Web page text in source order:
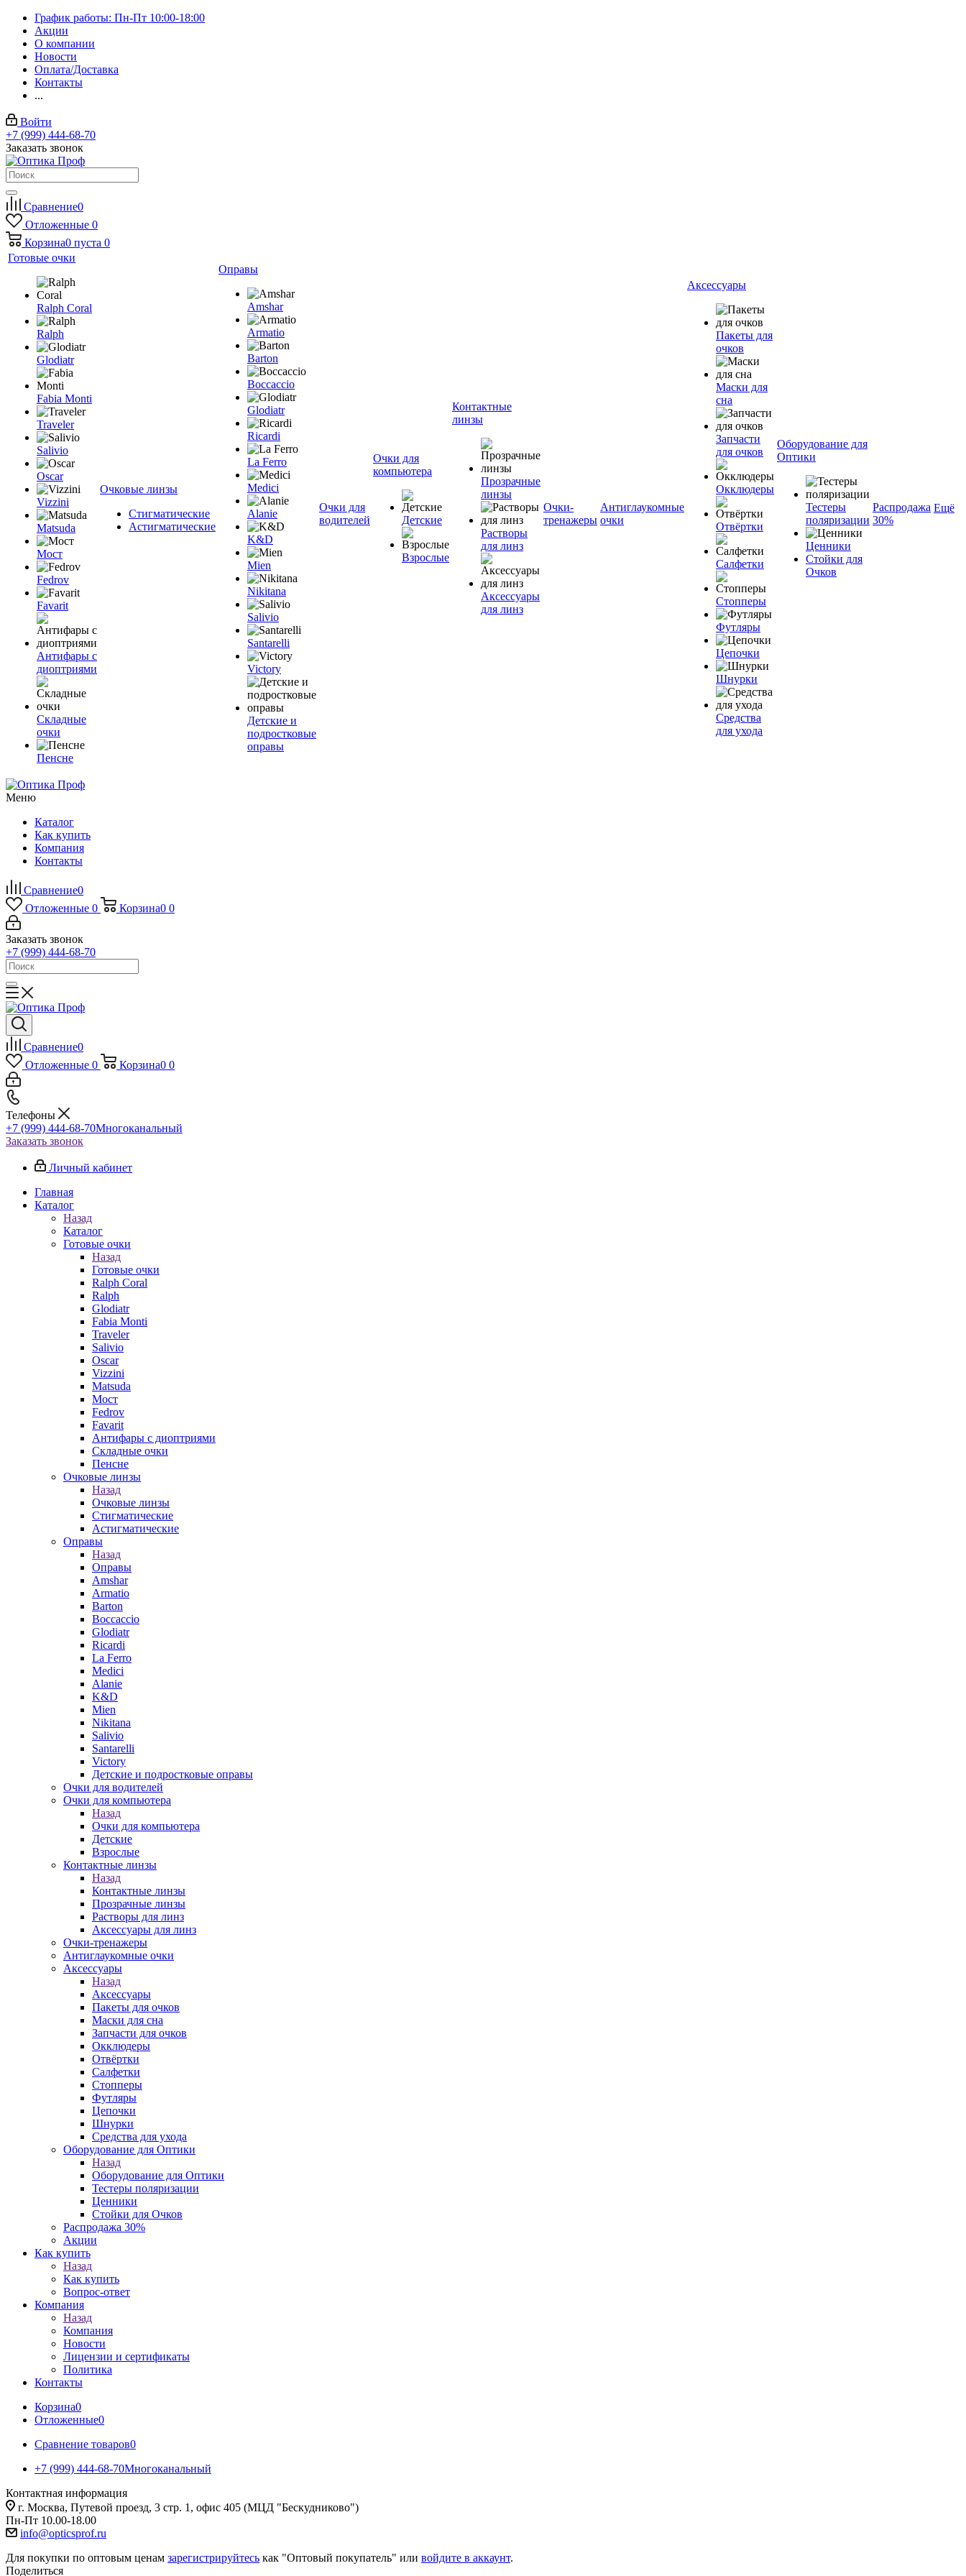
График работы: Пн-Пт 10:00-18:00
Акции
О компании
Новости
Оплата/Доставка
Контакты
...
Войти
+7 (999) 444-68-70
Заказать звонок
Сравнение0
Отложенные 0
Корзина0 пуста 0
Готовые очки
Ralph Coral
Ralph
Glodiatr
Fabia Monti
Traveler
Salivio
Oscar
Vizzini
Matsuda
Мост
Fedrov
Favarit
Антифары с
диоптриями
Складные
очки
Пенсне
Очковые линзы
Стигматические
Астигматические
Оправы
Amshar
Armatio
Barton
Boccaccio
Glodiatr
Ricardi
La Ferro
Medici
Alanie
K&D
Mien
Nikitana
Salivio
Santarelli
Victory
Детские и
подростковые
оправы
Очки для
водителей
Очки для
компьютера
Детские
Взрослые
Контактные
линзы
Прозрачные
линзы
Растворы
для линз
Аксессуары
для линз
Очки-
тренажеры
Антиглаукомные
очки
Аксессуары
Пакеты для
очков
Маски для
сна
Запчасти
для очков
Окклюдеры
Отвёртки
Салфетки
Стопперы
Футляры
Цепочки
Шнурки
Средства
для ухода
Оборудование для
Оптики
Тестеры
поляризации
Ценники
Стойки для
Очков
Распродажа
30%
Ещё
Меню
Каталог
Как купить
Компания
Контакты
Сравнение0
Отложенные 0 Корзина0 0
Заказать звонок
+7 (999) 444-68-70
Сравнение0
Отложенные 0 Корзина0 0
Телефоны
+7 (999) 444-68-70Многоканальный
Заказать звонок
Личный кабинет
Главная
Каталог
Назад
Каталог
Готовые очки
Назад
Готовые очки
Ralph Coral
Ralph
Glodiatr
Fabia Monti
Traveler
Salivio
Oscar
Vizzini
Matsuda
Мост
Fedrov
Favarit
Антифары с диоптриями
Складные очки
Пенсне
Очковые линзы
Назад
Очковые линзы
Стигматические
Астигматические
Оправы
Назад
Оправы
Amshar
Armatio
Barton
Boccaccio
Glodiatr
Ricardi
La Ferro
Medici
Alanie
K&D
Mien
Nikitana
Salivio
Santarelli
Victory
Детские и подростковые оправы
Очки для водителей
Очки для компьютера
Назад
Очки для компьютера
Детские
Взрослые
Контактные линзы
Назад
Контактные линзы
Прозрачные линзы
Растворы для линз
Аксессуары для линз
Очки-тренажеры
Антиглаукомные очки
Аксессуары
Назад
Аксессуары
Пакеты для очков
Маски для сна
Запчасти для очков
Окклюдеры
Отвёртки
Салфетки
Стопперы
Футляры
Цепочки
Шнурки
Средства для ухода
Оборудование для Оптики
Назад
Оборудование для Оптики
Тестеры поляризации
Ценники
Стойки для Очков
Распродажа 30%
Акции
Как купить
Назад
Как купить
Вопрос-ответ
Компания
Назад
Компания
Новости
Лицензии и сертификаты
Политика
Контакты
Корзина0
Отложенные0
Сравнение товаров0
+7 (999) 444-68-70Многоканальный
Контактная информация
г. Москва, Путевой проезд, 3 стр. 1, офис 405 (МЦД "Бескудниково")
Пн-Пт 10.00-18.00
info@opticsprof.ru
Для покупки по оптовым ценам зарегистрируйтесь как "Оптовый покупатель" или войдите в аккаунт.
Поделиться